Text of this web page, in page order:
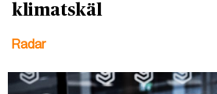
klimatskäl
Radar